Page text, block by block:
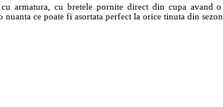
armatura, cu bretele pornite direct din cupa avand
ce poate fi asortata perfect la orice tinuta din sezon.